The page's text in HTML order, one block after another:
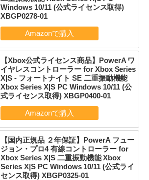
Windows 10/11 (公式ライセンス取得)
XBGP0278-01
【Xbox公式ライセンス商品】PowerA ワ
イヤレスコントローラー for Xbox Series
X|S - フォートナイト SE 二重振動機能
Xbox Series X|S PC Windows 10/11 (公
式ライセンス取得) XBGP0400-01
【国内正規品 ２年保証】PowerA フュー
ジョン・プロ4 有線コントローラー for
Xbox Series X|S 二重振動機能 Xbox
Series X|S PC Windows 10/11 (公式ライ
センス取得) XBGP0325-01